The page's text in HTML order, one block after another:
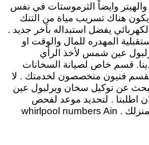
والهيتر وايضاً الثرموستات في نفس
يكون هناك تسريب مياة من التنك
يفضل استبداله باَخر جديد .
المهدره للمال والوقت او
عين شمس لأخذ الرأي
قسم خاص لصيانة السخانات
فنيون متخصصون لخدمتك . لا
عن توكيل سخان ويرلبول عين
اطلبنا . لتحديد موعد لفحص
السخان واصلاحه بمنزلك . whirlpool numbers Ain